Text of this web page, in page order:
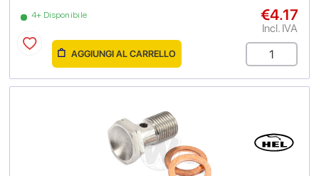
4+ Disponibile €4.17
Incl. IVA
AGGIUNGI AL CARRELLO